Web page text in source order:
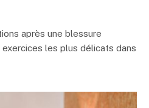
après une blessure
les plus délicats dans